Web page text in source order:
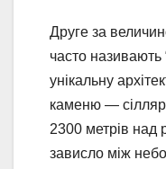
Друге за
часто називають
унікальну
каменю —
2300 метрів над
зависло між